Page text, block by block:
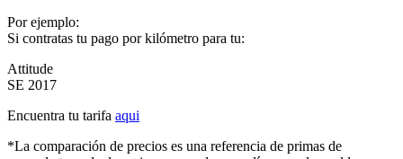
Por ejemplo:
Si contratas tu pago por kilómetro para tu:
Attitude
SE 2017
Encuentra tu tarifa aqui
*La comparación de precios es una referencia de primas de